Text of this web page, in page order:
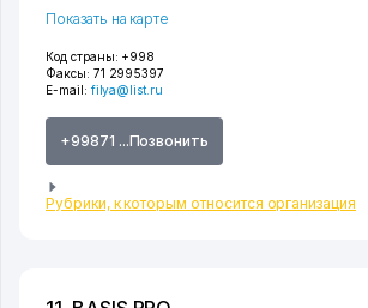
Код страны: +998
Факсы: 71 2995397
E-mail: filya@list.ru
+99871 ...Позвонить
Рубрики, к которым относится организация
Показать на карте